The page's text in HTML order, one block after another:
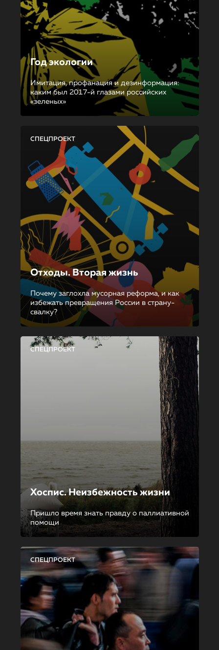
Год экологии
Имитация, профанация и дезинформация:
каким был 2017-й глазами российских
«зеленых»
СПЕЦПРОЕКТ
Отходы. Вторая жизнь
Почему заглохла мусорная реформа, и как
избежать превращения России в страну-
свалку?
СПЕЦПРОЕКТ
Хоспис. Неизбежность жизни
Пришло время знать правду о паллиативной
помощи
СПЕЦПРОЕКТ